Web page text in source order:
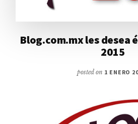
Blog.com.mx les desea
2015
posted on 1 ENERO